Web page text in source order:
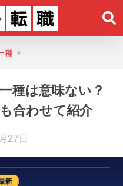
種
種は意味ない？
合わせて紹介
27日